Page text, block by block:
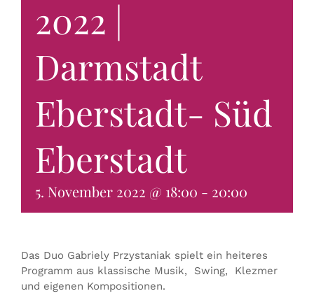
KONTAKT & BUCHEN
2022 |
Darmstadt
Eberstadt- Süd
Eberstadt
5. November 2022 @ 18:00 - 20:00
Das Duo Gabriely Przystaniak spielt ein heiteres
Programm aus klassische Musik, Swing, Klezmer
und eigenen Kompositionen.